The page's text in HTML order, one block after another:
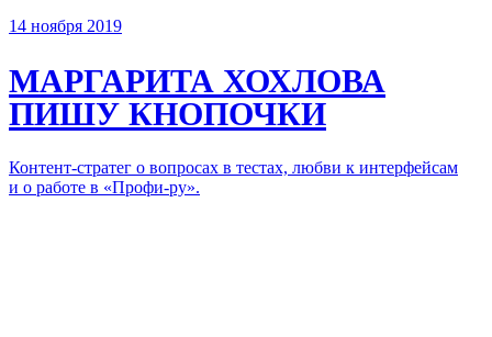
14 ноября 2019
МАРГАРИТА ХОХЛОВА
ПИШУ КНОПОЧКИ
Контент-стратег о вопросах в тестах, любви к интерфейсам
и о работе в «Профи-ру».